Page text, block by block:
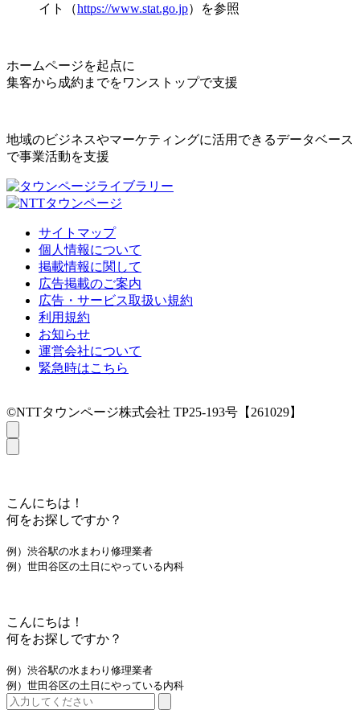
イト（https://www.stat.go.jp）を参照
ホームページを起点に
集客から成約までをワンストップで支援
地域のビジネスやマーケティングに活用できるデータベース
で事業活動を支援
サイトマップ
個人情報について
掲載情報に関して
広告掲載のご案内
広告・サービス取扱い規約
利用規約
お知らせ
運営会社について
緊急時はこちら
©NTTタウンページ株式会社 TP25-193号【261029】
こんにちは！
何をお探しですか？
例）渋谷駅の水まわり修理業者
例）世田谷区の土日にやっている内科
こんにちは！
何をお探しですか？
例）渋谷駅の水まわり修理業者
例）世田谷区の土日にやっている内科